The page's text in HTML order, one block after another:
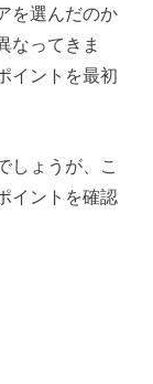
を選んだのか
なってきま
イントを最初
しょうが、こ
イントを確認